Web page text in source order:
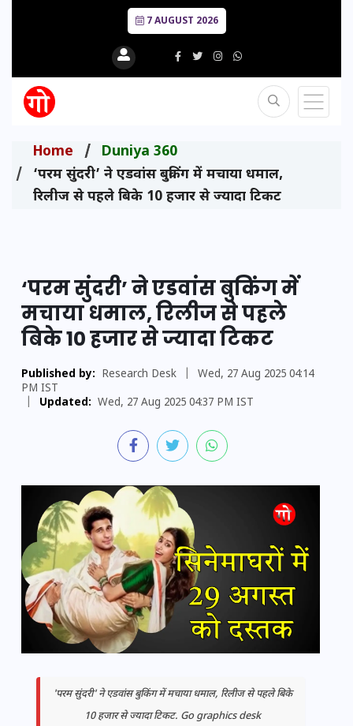
7 AUGUST 2026
Home
Duniya 360
‘परम सुंदरी’ ने एडवांस बुकिंग में मचाया धमाल,
रिलीज से पहले बिके 10 हजार से ज्यादा टिकट
‘परम सुंदरी’ ने एडवांस बुकिंग में
मचाया धमाल, रिलीज से पहले
बिके 10 हजार से ज्यादा टिकट
Published by: Research Desk
Wed, 27 Aug 2025 04:14
PM IST
Updated: Wed, 27 Aug 2025 04:37 PM IST
'परम सुंदरी' ने एडवांस बुकिंग में मचाया धमाल, रिलीज से पहले बिके
10 हजार से ज्यादा टिकट. Go graphics desk